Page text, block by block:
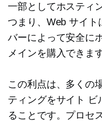
一部としてホスティ
つまり、Web サイト
バーによって安全に
メインを購入できます
この利点は、多くの
ティングをサイト ビ
ることです。プロセ